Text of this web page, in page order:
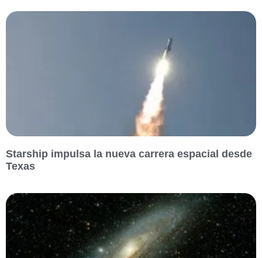
Starship impulsa la nueva carrera espacial desde
Texas